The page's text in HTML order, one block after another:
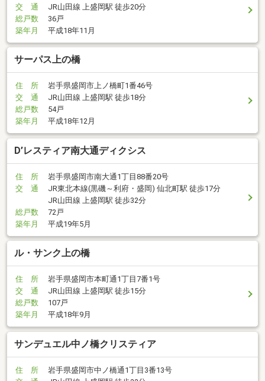
交 通
JR山田線 上盛岡駅 徒歩20分
総戸数
36戸
築年月
平成18年11月
サーパス上の橋
住 所
岩手県盛岡市上ノ橋町1番46号
交 通
JR山田線 上盛岡駅 徒歩18分
総戸数
54戸
築年月
平成18年12月
D’レスティア南大通ディクシス
住 所
岩手県盛岡市南大通1丁目88番20号
交 通
JR東北本線(黒磯～利府・盛岡) 仙北町駅 徒歩17分
JR山田線 上盛岡駅 徒歩32分
総戸数
72戸
築年月
平成19年5月
ル・サンク上の橋
住 所
岩手県盛岡市本町通1丁目7番1号
交 通
JR山田線 上盛岡駅 徒歩15分
総戸数
107戸
築年月
平成18年9月
サンデュエル中ノ橋クリスティア
住 所
岩手県盛岡市中ノ橋通1丁目3番13号